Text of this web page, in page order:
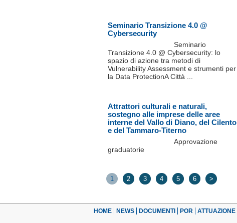
Seminario Transizione 4.0 @
Cybersecurity
Seminario
Transizione 4.0 @ Cybersecurity: lo
spazio di azione tra metodi di
Vulnerability Assessment e strumenti per
la Data ProtectionA Città ...
Attrattori culturali e naturali,
sostegno alle imprese delle aree
interne del Vallo di Diano, del Cilento
e del Tammaro-Titerno
Approvazione
graduatorie
1 2 3 4 5 6 >
HOME NEWS DOCUMENTI POR ATTUAZIONE